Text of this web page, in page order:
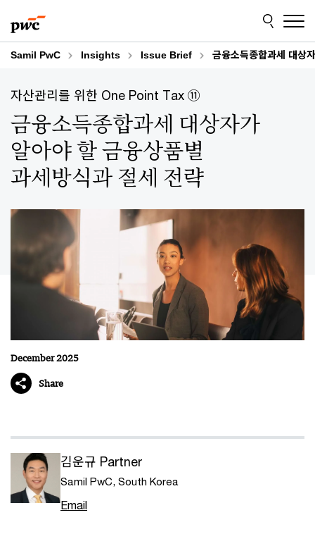
to
content
to
footer
Samil PwC Insights Issue Brief 금융소득종합과세 대상
자산관리를 위한 One Point Tax ⑪
금융소득종합과세 대상자가
알아야 할 금융상품별
과세방식과 절세 전략
December 2025
Share
김운규 Partner
Samil PwC, South Korea
Email